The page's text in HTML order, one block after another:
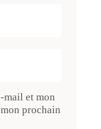
mail et mon
prochain